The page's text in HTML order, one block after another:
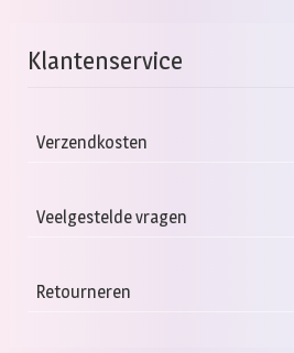
Klantenservice
Verzendkosten
Veelgestelde vragen
Retourneren